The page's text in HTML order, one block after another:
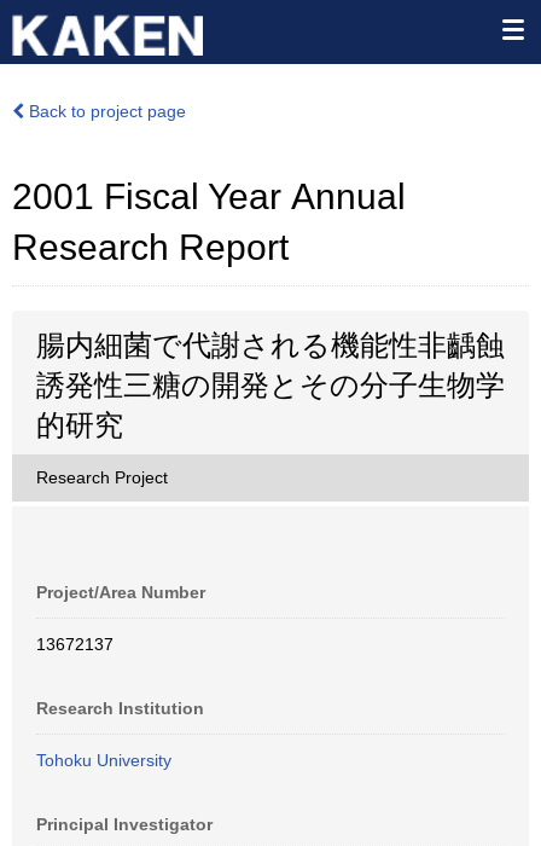
Back to project page
2001 Fiscal Year Annual
Research Report
腸内細菌で代謝される機能性非齲蝕
誘発性三糖の開発とその分子生物学
的研究
Research Project
Project/Area Number
13672137
Research Institution
Tohoku University
Principal Investigator